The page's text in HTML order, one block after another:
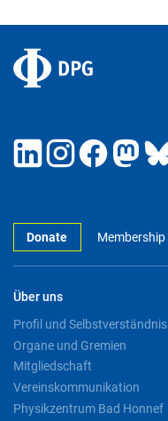
Donate Membership
Über uns
Profil und Selbstverständnis
Organe und Gremien
Mitgliedschaft
Vereinskommunikation
Physikzentrum Bad Honnef